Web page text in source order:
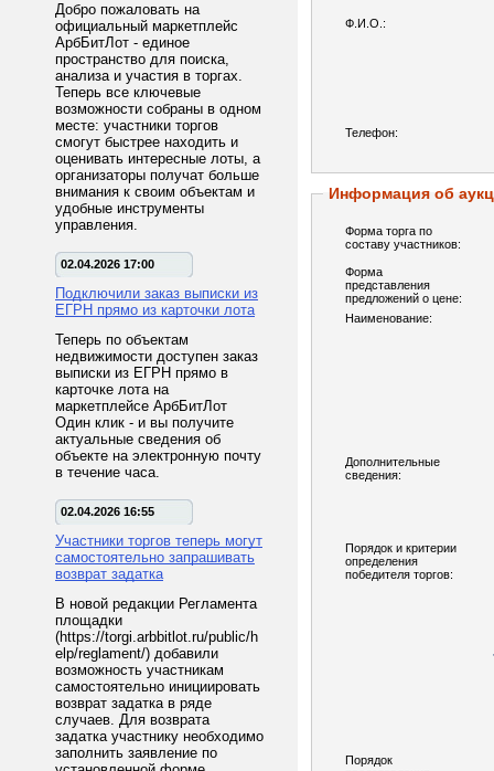
Добро пожаловать на
официальный маркетплейс
АрбБитЛот - единое
пространство для поиска,
анализа и участия в торгах.
Теперь все ключевые
возможности собраны в одном
месте: участники торгов
смогут быстрее находить и
оценивать интересные лоты, а
организаторы получат больше
внимания к своим объектам и
удобные инструменты
управления.
02.04.2026 17:00
Подключили заказ выписки из
ЕГРН прямо из карточки лота
Теперь по объектам
недвижимости доступен заказ
выписки из ЕГРН прямо в
карточке лота на
маркетплейсе АрбБитЛот
Один клик - и вы получите
актуальные сведения об
объекте на электронную почту
в течение часа.
02.04.2026 16:55
Участники торгов теперь могут
самостоятельно запрашивать
возврат задатка
В новой редакции Регламента
площадки
(https://torgi.arbbitlot.ru/public/h
elp/reglament/) добавили
возможность участникам
самостоятельно инициировать
возврат задатка в ряде
случаев. Для возврата
задатка участнику необходимо
заполнить заявление по
Ф.И.О.:
Телефон:
Информация об
Форма торга по
составу участников:
Форма
представления
предложений о цене:
Наименование:
Дополнительные
сведения:
Порядок и критерии
определения
победителя торгов:
Порядок